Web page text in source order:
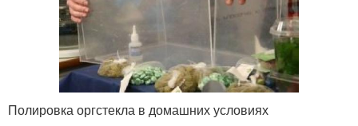
Полировка оргстекла в домашних условиях